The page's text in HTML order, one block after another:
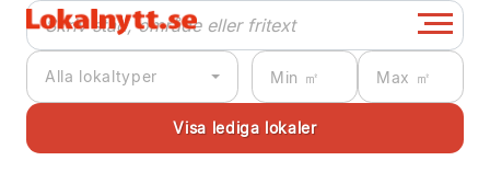
Alla lokaltyper